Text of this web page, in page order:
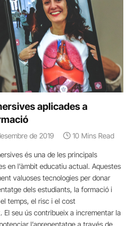
aplicades a
de 2019 10 Mins Read
és una de les principals
en l’àmbit educatiu actual. Aquestes
valuoses tecnologies per donar
dels estudiants, la formació i
temps, el risc i el cost
El seu ús contribueix a incrementar la